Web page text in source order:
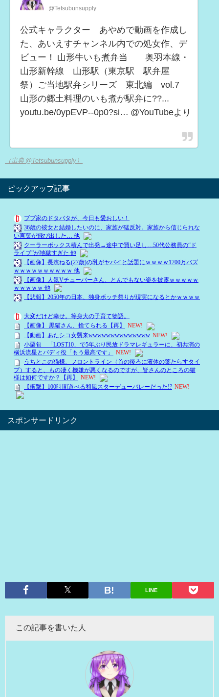
@Tetsubunsupply
公式キャラクター あやめで動画を作成し
た、あいえすチャンネル内での処女作、デ
ビュー！ 山形牛いも煮弁当 奥羽本線・
山形新幹線 山形駅（東京駅 駅弁屋
祭）ご当地駅弁シリーズ 東北編 vol.7
山形の郷土料理のいも煮が駅弁に??...
youtu.be/0ypEVP--0p0?si… @YouTubeより
（出典 @Tetsubunsupply）
ピックアップ記事
スポンサードリンク
LINE
この記事を書いた人